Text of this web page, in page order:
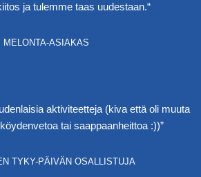
ja tulemme taas uudestaan.“
MELONTA-ASIAKAS
aktiviteetteja (kiva että oli muuta
tai saappaanheittoa :))”
TYKY-PÄIVÄN OSALLISTUJA